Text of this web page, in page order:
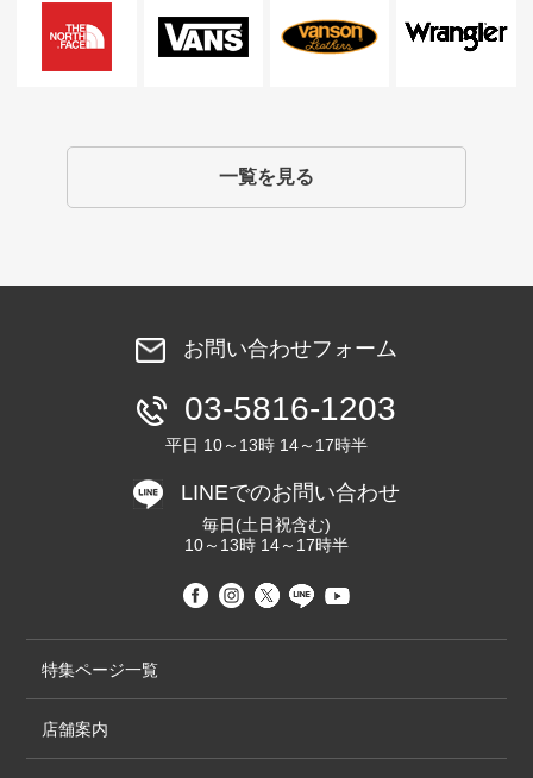
一覧を見る
お問い合わせフォーム
03-5816-1203
平日 10～13時 14～17時半
LINEでのお問い合わせ
毎日(土日祝含む)
10～13時 14～17時半
特集ページ一覧
店舗案内